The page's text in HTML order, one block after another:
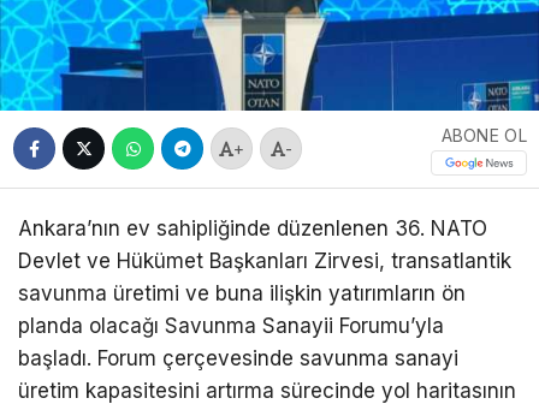
+ -
ABONE OL
Ankara’nın ev sahipliğinde düzenlenen 36. NATO
Devlet ve Hükümet Başkanları Zirvesi, transatlantik
savunma üretimi ve buna ilişkin yatırımların ön
planda olacağı Savunma Sanayii Forumu’yla
başladı. Forum çerçevesinde savunma sanayi
üretim kapasitesini artırma sürecinde yol haritasının